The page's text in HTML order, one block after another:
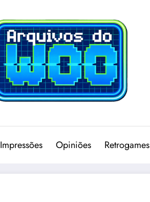
Impressões Opiniões Retrogames